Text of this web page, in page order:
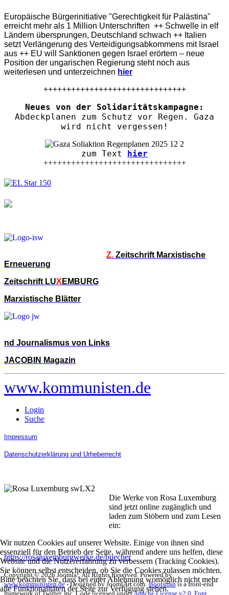
Europäische Bürgerinitiative "Gerechtigkeit für Palästina"
erreicht mehr als 1 Million Unterschriften ++ Schwelle in elf
Ländern übersprungen, Deutschland schwach ++ Italien
setzt Verlängerung des Verteidigungsabkommens mit Israel
aus ++ EU will Sanktionen gegen Israel erörtern – neue
Position der ungarischen Regierung steht noch aus
weiterlesen und unterzeichnen hier
+++++++++++++++++++++++++++++++
Neues von der Solidaritätskampagne:
Abdeckplanen zum Schutz vor Regen. Gaza
wird nicht vergessen!
zum Text hier
+++++++++++++++++++++++++++++++
Z. Zeitschrift Marxistische
Erneuerung
Zeitschrift LUX EMBURG
Marxistische Blätter
nd Journalismus von Links
JACOBIN Magazin
www.kommunisten.de
Login
Suche
Impressum
Datenschutzerklärung und Urheberrecht
Die Werke von Rosa Luxemburg
sind jetzt online zugänglich und
laden zum Stöbern und zum Lesen
ein:
https://rosaluxemburgwerke.de/buecher
Copyright © 2026 Joomla!. All Rights Reserved. Powered by
www.kommunisten.de- Designed by JoomlArt.com. Bootstrapis a front-end
framework of Twitter, Inc. Code licensed underApache License v2.0 Font
Wir nutzen Cookies auf unserer Website. Einige von ihnen sind
essenziell für den Betrieb der Seite, während andere uns helfen, diese
Website und die Nutzererfahrung zu verbessern (Tracking Cookies).
Sie können selbst entscheiden, ob Sie die Cookies zulassen möchten.
Bitte beachten Sie, dass bei einer Ablehnung womöglich nicht mehr
alle Funktionalitäten der Seite zur Verfügung stehen.